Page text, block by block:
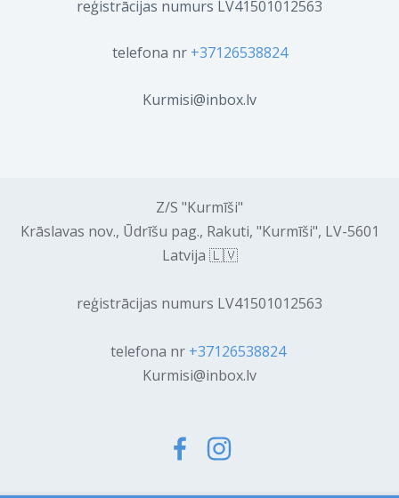
reģistrācijas numurs LV41501012563
telefona nr +37126538824
Kurmisi@inbox.lv
Z/S "Kurmīši"
Krāslavas nov., Ūdrīšu pag., Rakuti, "Kurmīši", LV-5601
Latvija 🇱🇻
reģistrācijas numurs LV41501012563
telefona nr +37126538824
Kurmisi@inbox.lv